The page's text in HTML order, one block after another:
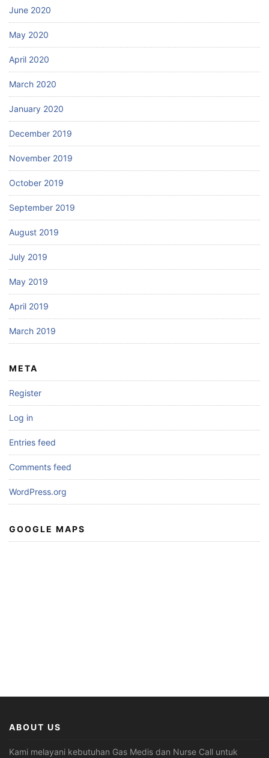
June 2020
May 2020
April 2020
March 2020
January 2020
December 2019
November 2019
October 2019
September 2019
August 2019
July 2019
May 2019
April 2019
March 2019
META
Register
Log in
Entries feed
Comments feed
WordPress.org
GOOGLE MAPS
ABOUT US
Kami melayani kebutuhan Gas Medis dan Nurse Call untuk